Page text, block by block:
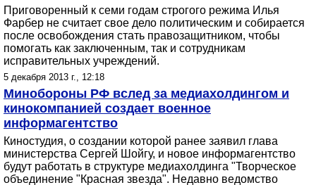
Приговоренный к семи годам строгого режима Илья
Фарбер не считает свое дело политическим и собирается
после освобождения стать правозащитником, чтобы
помогать как заключенным, так и сотрудникам
исправительных учреждений.
5 декабря 2013 г., 12:18
Минобороны РФ вслед за медиахолдингом и
кинокомпанией создает военное
информагентство
Киностудия, о создании которой ранее заявил глава
министерства Сергей Шойгу, и новое информагентство
будут работать в структуре медиахолдинга "Творческое
объединение "Красная звезда". Недавно ведомство